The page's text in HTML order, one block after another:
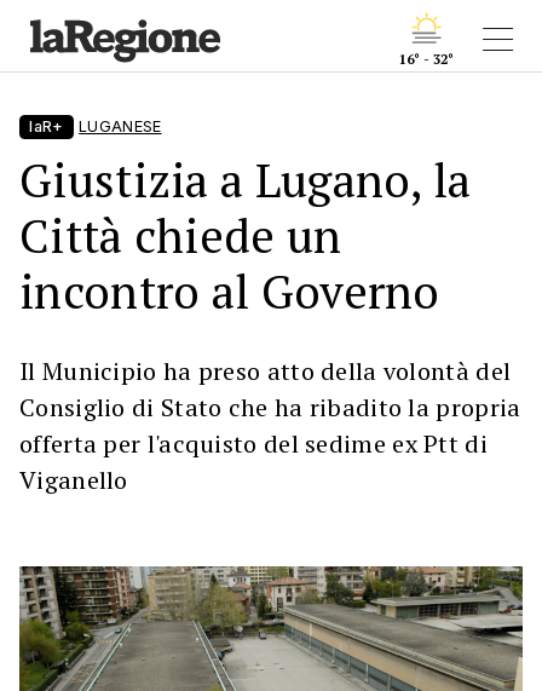
16° - 32°
laR+ LUGANESE
Giustizia a Lugano, la
Città chiede un
incontro al Governo
Il Municipio ha preso atto della volontà del
Consiglio di Stato che ha ribadito la propria
offerta per l'acquisto del sedime ex Ptt di
Viganello